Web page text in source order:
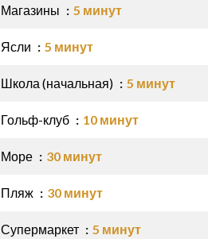
Магазины 5 минут
Ясли 5 минут
Школа (начальная) 5 минут
Гольф-клуб 10 минут
Море 30 минут
Пляж 30 минут
Супермаркет 5 минут